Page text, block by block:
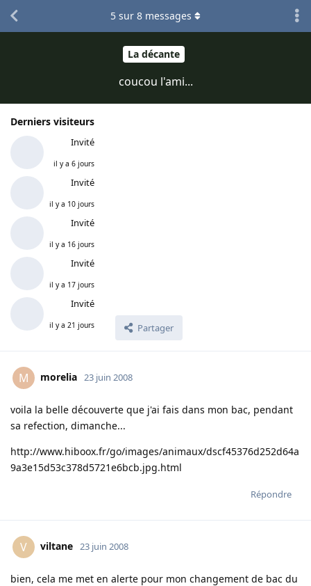
La décante
coucou l'ami...
Derniers visiteurs
Invité
il y a 6 jours
Invité
il y a 10 jours
Invité
il y a 16 jours
Invité
il y a 17 jours
Invité
il y a 21 jours Partager
5 sur 8 messages
M morelia 23 juin 2008
voila la belle découverte que j'ai fais dans mon bac, pendant
sa refection, dimanche...
http://www.hiboox.fr/go/images/animaux/dscf45376d252d64a
9a3e15d53c378d5721e6bcb.jpg.html
Répondre
V viltane 23 juin 2008
bien, cela me met en alerte pour mon changement de bac du